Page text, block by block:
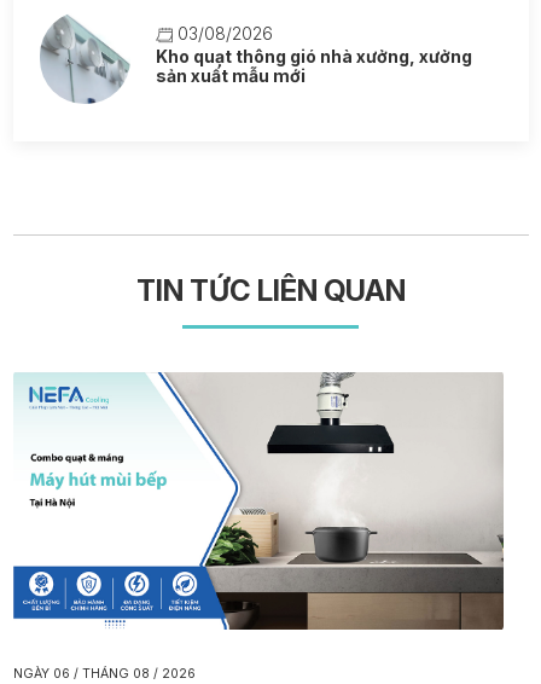
03/08/2026
Kho quạt thông gió nhà xưởng, xưởng
sản xuất mẫu mới
TIN TỨC LIÊN QUAN
NGÀY 06 / THÁNG 08 / 2026